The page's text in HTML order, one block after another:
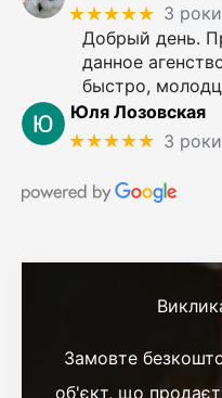
★★★★★ 3
Добрый день.
данное
быстро,
Юля Лозовская
★★★★★ 3
Замовте
об'єкт, що